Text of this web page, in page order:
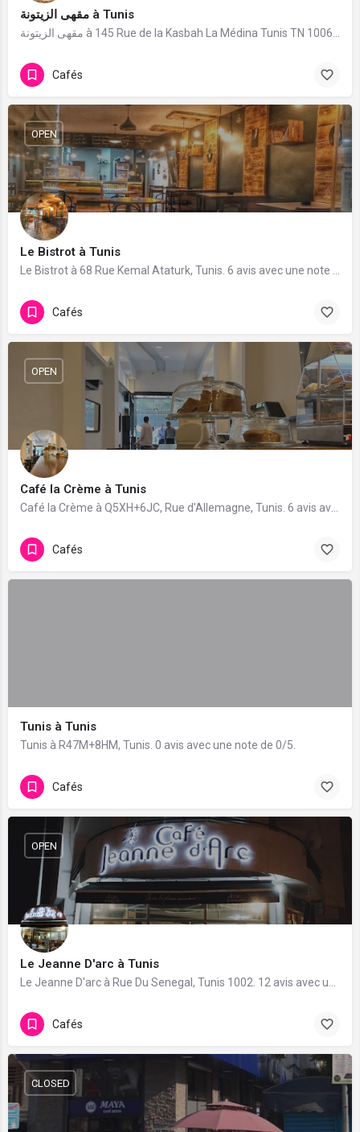
مقهى الزيتونة à Tunis
Cafés
Le Bistrot à Tunis
OPEN
Cafés
Café la Crème à Tunis
OPEN
Cafés
Tunis à Tunis
Tunis à R47M+8HM, Tunis. 0 avis avec une note de 0/5.
Cafés
Le Jeanne D'arc à Tunis
OPEN
Cafés
CLOSED